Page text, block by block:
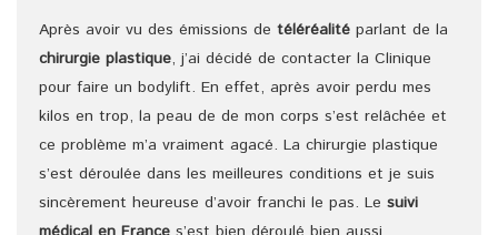
Après avoir vu des émissions de téléréalité parlant de la
chirurgie plastique, j’ai décidé de contacter la Clinique
pour faire un bodylift. En effet, après avoir perdu mes
kilos en trop, la peau de de mon corps s’est relâchée et
ce problème m’a vraiment agacé. La chirurgie plastique
s’est déroulée dans les meilleures conditions et je suis
sincèrement heureuse d’avoir franchi le pas. Le suivi